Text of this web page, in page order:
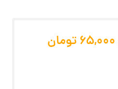
65,000 تومان